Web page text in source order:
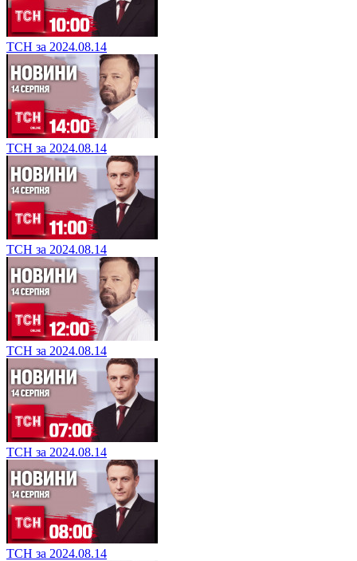
ТСН за 2024.08.14
ТСН за 2024.08.14
ТСН за 2024.08.14
ТСН за 2024.08.14
ТСН за 2024.08.14
ТСН за 2024.08.14